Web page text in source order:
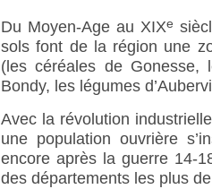
Du Moyen-Age au XIXe
sols font de la région une
(les céréales de
Bondy, les légumes
Avec la révolution
une population ouvrière
encore après la guerre 14-
des départements les plus